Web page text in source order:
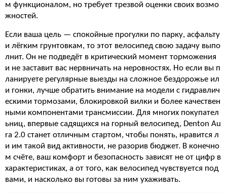
м функционалом, но требует трезвой оценки своих возмо
жностей.
Если ваша цель — спокойные прогулки по парку, асфальту
и лёгким грунтовкам, то этот велосипед свою задачу выпо
лнит. Он не подведёт в критический момент торможения
и не заставит вас нервничать на неровностях. Но если вы п
ланируете регулярные выезды на сложное бездорожье ил
и гонки, лучше обратить внимание на модели с гидравлич
ескими тормозами, блокировкой вилки и более качествен
ными компонентами трансмиссии. Для многих покупател
ьниц, впервые садящихся на горный велосипед, Denton Au
ra 2.0 станет отличным стартом, чтобы понять, нравится л
и им такой вид активности, не разорив бюджет. В конечно
м счёте, ваш комфорт и безопасность зависят не от цифр в
характеристиках, а от того, как велосипед чувствуется под
вами, и насколько вы готовы за ним ухаживать.